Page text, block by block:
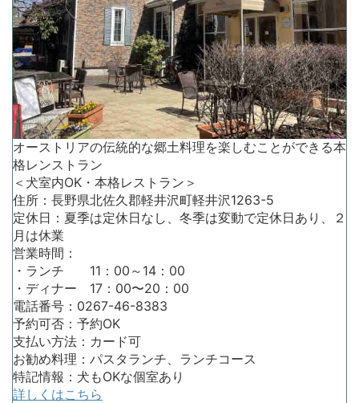
オーストリアの伝統的な郷土料理を楽しむことができる本
格レンストラン
＜犬室内OK・本格レストラン＞
住所：長野県北佐久郡軽井沢町軽井沢1263-5
定休日：夏季は定休日なし、冬季は変動で定休日あり、２
月は休業
営業時間：
・ランチ 11：00～14：00
・ディナー 17：00〜20：00
電話番号：0267-46-8383
予約可否：予約OK
支払い方法：カード可
お勧め料理：パスタランチ、ランチコース
特記情報：犬もOKな個室あり
詳しくはこちら